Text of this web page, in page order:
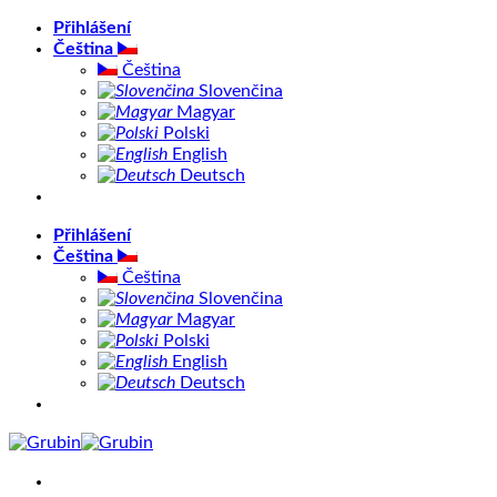
PřeskočitPřihlášení
Čeština
Čeština
Slovenčina
Magyar
Polski
English
Deutsch
Přihlášení
Čeština
Čeština
Slovenčina
Magyar
Polski
English
Deutsch